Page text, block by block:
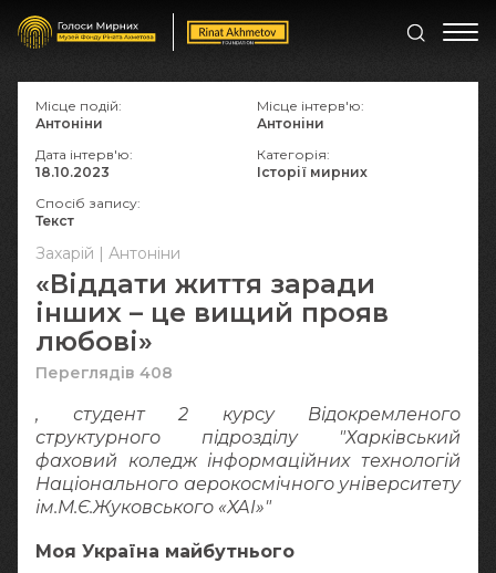
Захарій | Антоніни
«Віддати життя заради
інших – це вищий прояв
любові»
Переглядів 408
, студент 2 курсу Відокремленого
структурного підрозділу "Харківський
фаховий коледж інформаційних технологій
Національного аерокосмічного університету
ім.М.Є.Жуковського «ХАІ»"
Моя Україна майбутнього
Місце подій:
Антоніни
Місце інтерв'ю:
Антоніни
Дата інтерв'ю:
18.10.2023
Категорія:
Історії мирних
Спосіб запису:
Текст